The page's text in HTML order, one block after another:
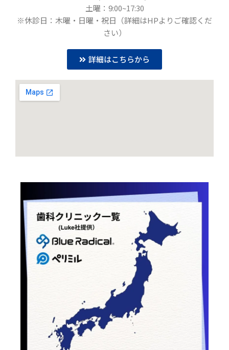
土曜：9:00~17:30
※休診日：木曜・日曜・祝日（詳細はHPよりご確認くだ
さい）
詳細はこちらから